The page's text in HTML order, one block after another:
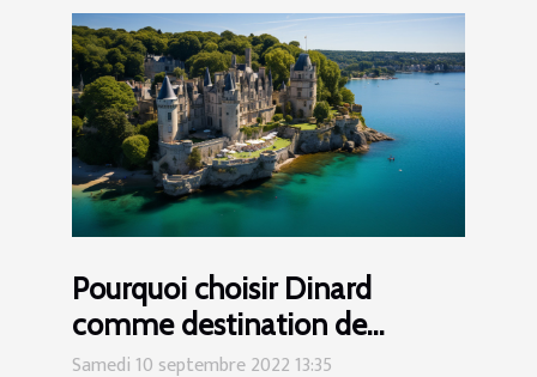
Pourquoi choisir Dinard
comme destination de
vacances ?
Samedi 10 septembre 2022 13:35